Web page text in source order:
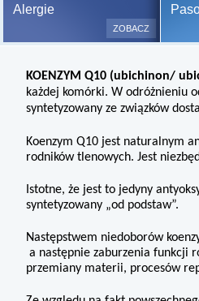
Alergie
ZOBACZ
KOENZYM Q10 (ubichinon/
każdej komórki. W odróżnieniu
syntetyzowany ze związków
Koenzym Q10 jest naturalnym
rodników tlenowych. Jest
Istotne, że jest to jedyny
syntetyzowany „od podstaw”.
Następstwem niedoborów
a następnie zaburzenia funkcji
przemiany materii, procesów